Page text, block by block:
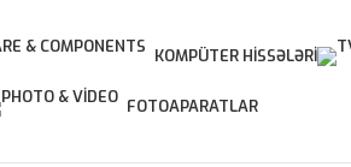
KOMPÜTER HISSƏLƏRI
FOTOAPARATLAR